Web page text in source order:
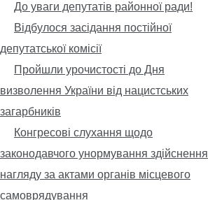
До уваги депутатів районної ради!
Відбулося засідання постійної
депутатської комісії
Пройшли урочистості до Дня
визволення України від нацистських
загарбників
Конгресові слухання щодо
законодавчого унормування здійснення
нагляду за актами органів місцевого
самоврядування